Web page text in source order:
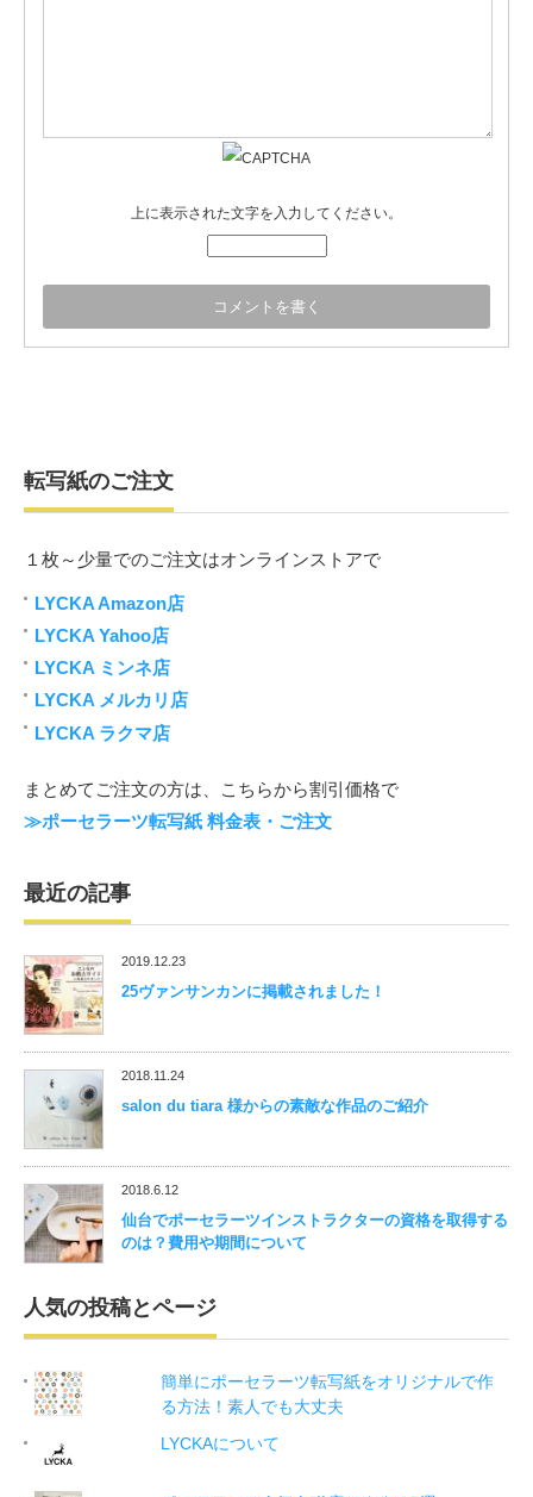
上に表示された文字を入力してください。
転写紙のご注文
１枚～少量でのご注文はオンラインストアで
LYCKA Amazon店
LYCKA Yahoo店
LYCKA ミンネ店
LYCKA メルカリ店
LYCKA ラクマ店
まとめてご注文の方は、こちらから割引価格で
≫ポーセラーツ転写紙 料金表・ご注文
最近の記事
2019.12.23
25ヴァンサンカンに掲載されました！
2018.11.24
salon du tiara 様からの素敵な作品のご紹介
2018.6.12
仙台でポーセラーツインストラクターの資格を取得する
のは？費用や期間について
人気の投稿とページ
簡単にポーセラーツ転写紙をオリジナルで作
る方法！素人でも大丈夫
LYCKAについて